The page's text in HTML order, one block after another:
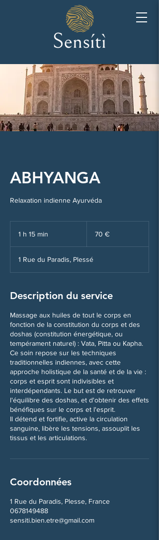
ABHYANGA
Relaxation indienne Ayurvéda
1 h 15 min
m
i
70 €
1 Rue du Paradis, Plessé
Description du service
Massage aux huiles de tout le corps en
fonction de la constitution du corps et des
doshas (constitution énergétique, ou
tempérament naturel) : Vata, Pitta ou Kapha.
Ce soin repose sur les techniques
traditionnelles indiennes, avec cette
approche holistique de la santé et de la vie :
corps et esprit sont indivisibles et
interdépendants. Le but est de retrouver
l'équilibre des doshas, et d'obtenir des effets
bénéfiques sur le corps et l'esprit.
Il détend et fortifie, active la circulation
sanguine, libère les tensions, assouplit les
tissus et les articulations.
Coordonnées
1 Rue du Paradis, Plesse, France
0678149488
sensiti.bien.etre@gmail.com